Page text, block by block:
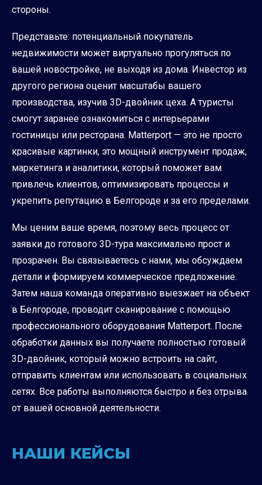
стороны.
Представьте: потенциальный покупатель
недвижимости может виртуально прогуляться по
вашей новостройке, не выходя из дома. Инвестор из
другого региона оценит масштабы вашего
производства, изучив 3D-двойник цеха. А туристы
смогут заранее ознакомиться с интерьерами
гостиницы или ресторана. Matterport — это не просто
красивые картинки, это мощный инструмент продаж,
маркетинга и аналитики, который поможет вам
привлечь клиентов, оптимизировать процессы и
укрепить репутацию в Белгороде и за его пределами.
Мы ценим ваше время, поэтому весь процесс от
заявки до готового 3D-тура максимально прост и
прозрачен. Вы связываетесь с нами, мы обсуждаем
детали и формируем коммерческое предложение.
Затем наша команда оперативно выезжает на объект
в Белгороде, проводит сканирование с помощью
профессионального оборудования Matterport. После
обработки данных вы получаете полностью готовый
3D-двойник, который можно встроить на сайт,
отправить клиентам или использовать в социальных
сетях. Все работы выполняются быстро и без отрыва
от вашей основной деятельности.
НАШИ КЕЙСЫ